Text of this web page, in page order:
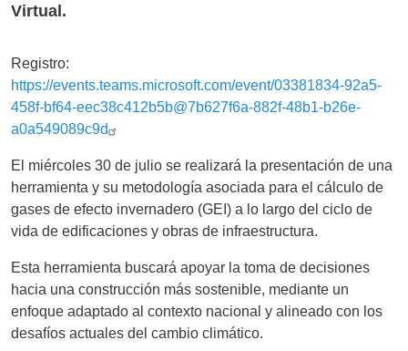
Virtual.
Registro:
https://events.teams.microsoft.com/event/03381834-92a5-
458f-bf64-eec38c412b5b@7b627f6a-882f-48b1-b26e-
a0a549089c9d
El miércoles 30 de julio se realizará la presentación de una
herramienta y su metodología asociada para el cálculo de
gases de efecto invernadero (GEI) a lo largo del ciclo de
vida de edificaciones y obras de infraestructura.
Esta herramienta buscará apoyar la toma de decisiones
hacia una construcción más sostenible, mediante un
enfoque adaptado al contexto nacional y alineado con los
desafíos actuales del cambio climático.